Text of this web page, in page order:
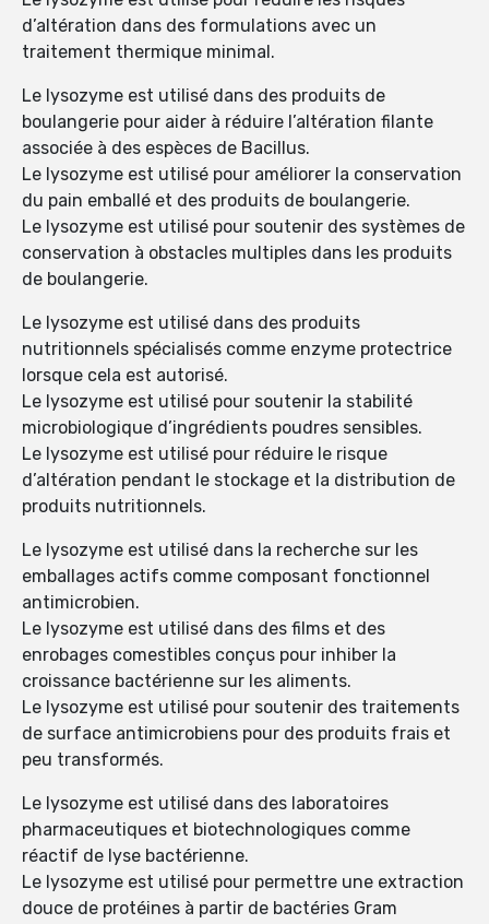
d’altération dans des formulations avec un
traitement thermique minimal.
Le lysozyme est utilisé dans des produits de
boulangerie pour aider à réduire l’altération filante
associée à des espèces de Bacillus.
Le lysozyme est utilisé pour améliorer la conservation
du pain emballé et des produits de boulangerie.
Le lysozyme est utilisé pour soutenir des systèmes de
conservation à obstacles multiples dans les produits
de boulangerie.
Le lysozyme est utilisé dans des produits
nutritionnels spécialisés comme enzyme protectrice
lorsque cela est autorisé.
Le lysozyme est utilisé pour soutenir la stabilité
microbiologique d’ingrédients poudres sensibles.
Le lysozyme est utilisé pour réduire le risque
d’altération pendant le stockage et la distribution de
produits nutritionnels.
Le lysozyme est utilisé dans la recherche sur les
emballages actifs comme composant fonctionnel
antimicrobien.
Le lysozyme est utilisé dans des films et des
enrobages comestibles conçus pour inhiber la
croissance bactérienne sur les aliments.
Le lysozyme est utilisé pour soutenir des traitements
de surface antimicrobiens pour des produits frais et
peu transformés.
Le lysozyme est utilisé dans des laboratoires
pharmaceutiques et biotechnologiques comme
réactif de lyse bactérienne.
Le lysozyme est utilisé pour permettre une extraction
douce de protéines à partir de bactéries Gram